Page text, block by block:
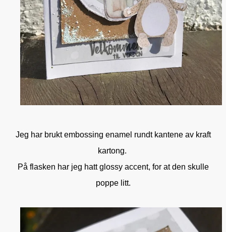
Jeg har brukt embossing enamel rundt kantene av kraft
kartong.
På flasken har jeg hatt glossy accent, for at den skulle
poppe litt.